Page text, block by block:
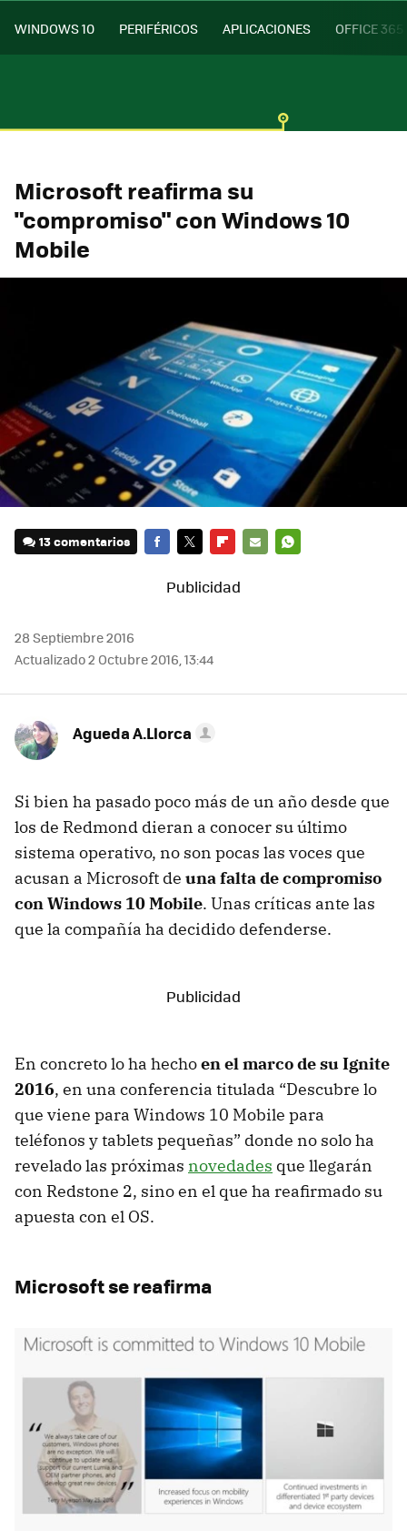
WINDOWS 10 PERIFÉRICOS APLICACIONES OFFICE 365
Microsoft reafirma su
"compromiso" con Windows 10
Mobile
13 comentarios
28 Septiembre 2016
Actualizado 2 Octubre 2016, 13:44
Agueda A.Llorca
Si bien ha pasado poco más de un año desde que
los de Redmond dieran a conocer su último
sistema operativo, no son pocas las voces que
acusan a Microsoft de una falta de compromiso
con Windows 10 Mobile. Unas críticas ante las
que la compañía ha decidido defenderse.
En concreto lo ha hechoen el marco de su Ignite
2016, en una conferencia titulada “Descubre lo
que viene para Windows 10 Mobile para
teléfonos y tablets pequeñas” donde no solo ha
revelado las próximas novedades que llegarán
con Redstone 2, sino en el que ha reafirmado su
apuesta con el OS.
Microsoft se reafirma